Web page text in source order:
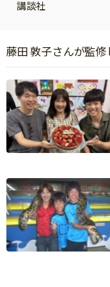
知育
家族
マネー
講談社
藤田 敦子さんが監